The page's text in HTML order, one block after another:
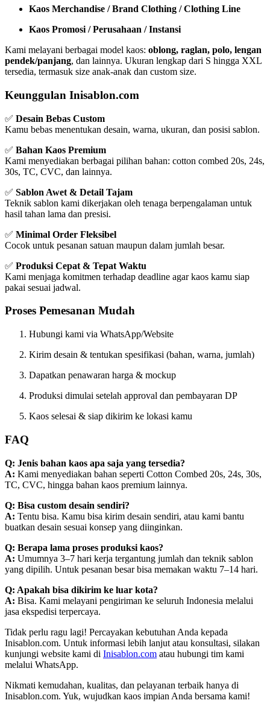
Kaos Merchandise / Brand Clothing / Clothing Line
Kaos Promosi / Perusahaan / Instansi
Kami melayani berbagai model kaos: oblong, raglan, polo, lengan
pendek/panjang, dan lainnya. Ukuran lengkap dari S hingga XXL
tersedia, termasuk size anak-anak dan custom size.
Keunggulan Inisablon.com
✅ Desain Bebas Custom
Kamu bebas menentukan desain, warna, ukuran, dan posisi sablon.
✅ Bahan Kaos Premium
Kami menyediakan berbagai pilihan bahan: cotton combed 20s, 24s,
30s, TC, CVC, dan lainnya.
✅ Sablon Awet & Detail Tajam
Teknik sablon kami dikerjakan oleh tenaga berpengalaman untuk
hasil tahan lama dan presisi.
✅ Minimal Order Fleksibel
Cocok untuk pesanan satuan maupun dalam jumlah besar.
✅ Produksi Cepat & Tepat Waktu
Kami menjaga komitmen terhadap deadline agar kaos kamu siap
pakai sesuai jadwal.
Proses Pemesanan Mudah
Hubungi kami via WhatsApp/Website
Kirim desain & tentukan spesifikasi (bahan, warna, jumlah)
Dapatkan penawaran harga & mockup
Produksi dimulai setelah approval dan pembayaran DP
Kaos selesai & siap dikirim ke lokasi kamu
FAQ
Q: Jenis bahan kaos apa saja yang tersedia?
A: Kami menyediakan bahan seperti Cotton Combed 20s, 24s, 30s,
TC, CVC, hingga bahan kaos premium lainnya.
Q: Bisa custom desain sendiri?
A: Tentu bisa. Kamu bisa kirim desain sendiri, atau kami bantu
buatkan desain sesuai konsep yang diinginkan.
Q: Berapa lama proses produksi kaos?
A: Umumnya 3–7 hari kerja tergantung jumlah dan teknik sablon
yang dipilih. Untuk pesanan besar bisa memakan waktu 7–14 hari.
Q: Apakah bisa dikirim ke luar kota?
A: Bisa. Kami melayani pengiriman ke seluruh Indonesia melalui
jasa ekspedisi terpercaya.
Tidak perlu ragu lagi! Percayakan kebutuhan Anda kepada
Inisablon.com. Untuk informasi lebih lanjut atau konsultasi, silakan
kunjungi website kami di Inisablon.com atau hubungi tim kami
melalui WhatsApp.
Nikmati kemudahan, kualitas, dan pelayanan terbaik hanya di
Inisablon.com. Yuk, wujudkan kaos impian Anda bersama kami!